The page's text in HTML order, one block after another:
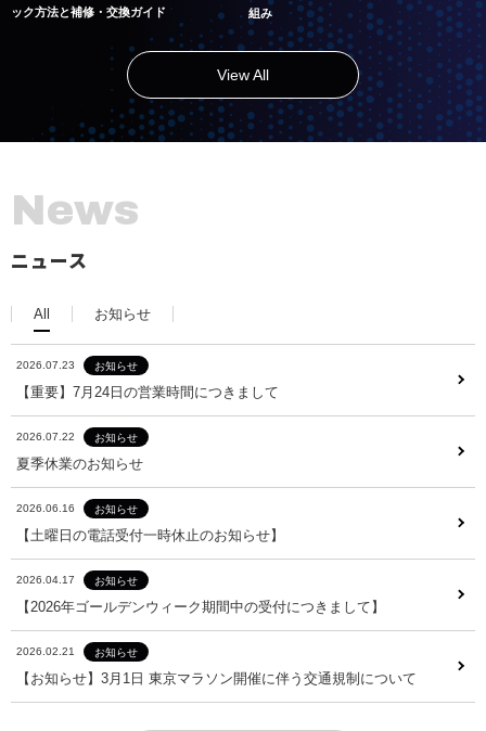
ック方法と補修・交換ガイド
組み
View All
News
ニュース
All お知らせ
2026.07.23 お知らせ
【重要】7月24日の営業時間につきまして
2026.07.22 お知らせ
夏季休業のお知らせ
2026.06.16 お知らせ
【土曜日の電話受付一時休止のお知らせ】
2026.04.17 お知らせ
【2026年ゴールデンウィーク期間中の受付につきまして】
2026.02.21 お知らせ
【お知らせ】3月1日 東京マラソン開催に伴う交通規制について
お知らせ
【重要】7月24日の営業時間につきまして
お知らせ
夏季休業のお知らせ
お知らせ
【土曜日の電話受付一時休止のお知らせ】
お知らせ
【2026年ゴールデンウィーク期間中の受付につきまして】
お知らせ
【お知らせ】3月1日 東京マラソン開催に伴う交通規制について